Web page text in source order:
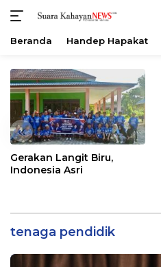
konten
Beranda Handep Hapakat
«
Gerakan Langit Biru,
Indonesia Asri
tenaga pendidik